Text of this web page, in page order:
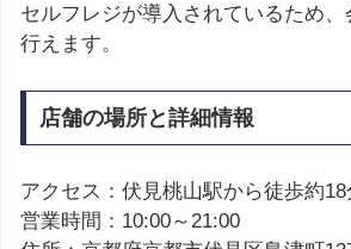
セルフレジが導入されているため
行えます。
店舗の場所と詳細情報
アクセス：伏見桃山駅から徒歩約18
営業時間：10:00～21:00